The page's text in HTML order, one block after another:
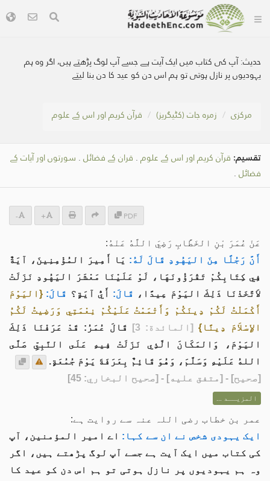
حدیث:آپ کی کتاب میں ایک آیت ہے جسے آپ لوگ پڑھتے ہیں، اگر وہ ہم
یہودیوں پر نازل ہوتی تو ہم اس دن کو عید کا دن بنا لیتے
مرکزی زمرہ جات (کٹیگریز) قرآن کریم اور اس کے علوم
تقسیم: قرآن کریم اور اس کے علوم . قران کے فضائل . سورتوں اور آیات کے
فضائل .
PDF
+
-
عَنْ عُمَرَ بْنِ الخَطَّابِ رَضِيَ اللَّهُ عَنْهُ:
أَنَّ رَجُلًا مِنَ اليَهُودِ قَالَ لَهُ: يَا أَمِيرَ المُؤْمِنِينَ، آيَةٌ
فِي كِتَابِكُمْ تَقْرَؤُونَهَا، لَوْ عَلَيْنَا مَعْشَرَ اليَهُودِ نَزَلَتْ
لاَتَّخَذْنَا ذَلِكَ اليَوْمَ عِيدًا،
قَالَ: أَيُّ آيَةٍ؟ قَالَ: {اليَوْمَ
أَكْمَلْتُ لَكُمْ دِينَكُمْ وَأَتْمَمْتُ عَلَيْكُمْ نِعْمَتِي وَرَضِيتُ لَكُمُ
الإِسْلاَمَ دِينًا} [المائدة: 3]
قَالَ عُمَرُ: قَدْ عَرَفْنَا ذَلِكَ
اليَوْمَ، وَالمَكَانَ الَّذِي نَزَلَتْ فِيهِ عَلَى النَّبِيِّ صَلَّى
اللهُ عَلَيْهِ وَسَلَّمَ، وَهُوَ قَائِمٌ بِعَرَفَةَ يَوْمَ جُمُعَةٍ.
[صحيح] - [متفق عليه] - [صحيح البخاري: 45]
المزيــد ...
عمر بن خطاب رضی اللہ عنہ سے روایت ہے:
ایک یہودی شخص نے ان سے کہا: اے امیر المؤمنین، آپ
کی کتاب میں ایک آیت ہے جسے آپ لوگ پڑھتے ہیں، اگر
وہ ہم یہودیوں پر نازل ہوتی تو ہم اس دن کو عید کا